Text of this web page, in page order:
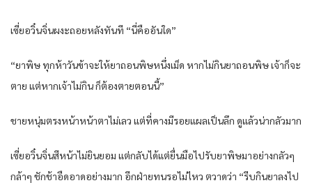
เซี่ยอวิ๋นจิ่นผงะถอยหลังทันที “นี่คืออันใด”
“ยาพิษ ทุกห้าวันข้าจะให้ยาถอนพิษหนึ่งเม็ด หากไม่กินยาถอนพิษ เจ้าก็จะ
ตาย แต่หากเจ้าไม่กิน ก็ต้องตายตอนนี้”
ชายหนุ่มตรงหน้าหน้าตาไม่เลว แต่ที่คางมีรอยแผลเป็นลึก ดูแล้วน่ากลัวมาก
เซี่ยอวิ๋นจิ่นสีหน้าไม่ยินยอม แต่กลับได้แต่ยื่นมือไปรับยาพิษมาอย่างกลัวๆ
กล้าๆ ชักช้าอืดอาดอย่างมาก อีกฝ่ายทนรอไม่ไหว ตวาดว่า “รีบกินยาลงไป